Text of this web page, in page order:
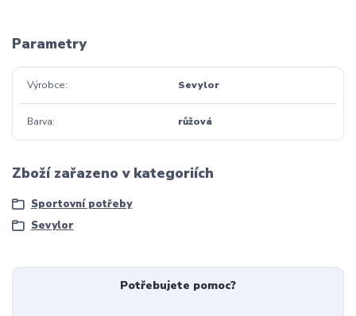
Parametry
Výrobce Sevylor
Barva růžová
Zboží zařazeno v kategoriích
Sportovní potřeby
Sevylor
Potřebujete pomoc?